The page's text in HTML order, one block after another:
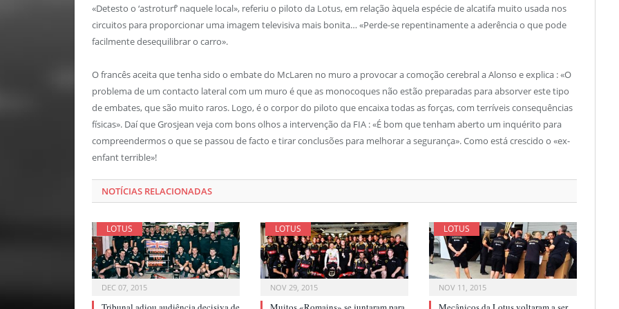
«Detesto o ‘astroturf’ naquele local», referiu o piloto da Lotus, em relação àquela espécie de alcatifa muito usada nos
circuitos para proporcionar uma imagem televisiva mais bonita… «Perde-se repentinamente a aderência o que pode
facilmente desequilibrar o carro».
O francês aceita que tenha sido o embate do McLaren no muro a provocar a comoção cerebral a Alonso e explica : «O
problema de um contacto lateral com um muro é que as monocoques não estão preparadas para absorver este tipo
de embates, que são muito raros. Logo, é o corpor do piloto que encaixa todas as forças, com terríveis consequências
físicas». Daí que Grosjean veja com bons olhos a intervenção da FIA : «É bom que tenham aberto um inquérito para
compreendermos o que se passou de facto e tirar conclusões para melhorar a segurança». Como está crescido o «ex-
enfant terrible»!
NOTÍCIAS RELACIONADAS
LOTUS
DEC 07, 2015
LOTUS
NOV 29, 2015
LOTUS
NOV 11, 2015